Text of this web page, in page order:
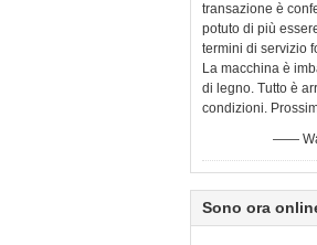
transazione è
potuto di più
termini di servizio
La macchina è
di legno. Tutto è
condizioni.
——
Sono ora